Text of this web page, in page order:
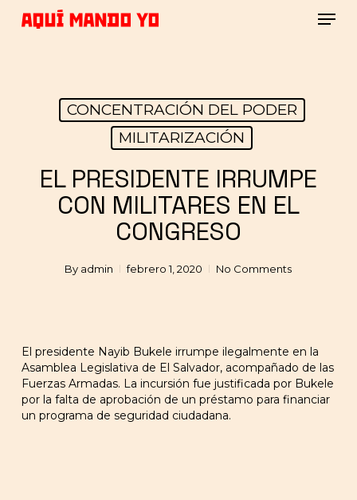
CONCENTRACIÓN DEL PODER
MILITARIZACIÓN
EL PRESIDENTE IRRUMPE
CON MILITARES EN EL
CONGRESO
By admin febrero 1, 2020 No Comments
El presidente Nayib Bukele irrumpe ilegalmente en la
Asamblea Legislativa de El Salvador, acompañado de las
Fuerzas Armadas. La incursión fue justificada por Bukele
por la falta de aprobación de un préstamo para financiar
un programa de seguridad ciudadana.